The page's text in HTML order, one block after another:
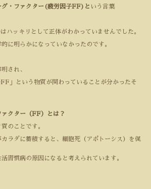
グ・ファクター(疲労因子FF)と いう言葉
ハッキリとして正体がわかっていませんでした。
に明らかになっていなかったのです。
され、
FF 」という物質が関わっていることが分かったそ
クター（FF）とは？
のことです。
ラダに蓄積すると、細胞死（アポトーシス）を促
習慣病の原因になると考えられています。